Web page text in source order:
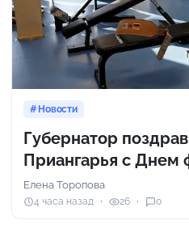
Новости
Губернатор
Приангарья с Днем
Елена Торопова
4 часа назад 26 0